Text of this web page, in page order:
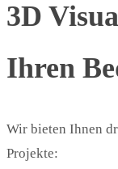
3D
Ihren
Wir bieten Ihnen
Projekte: